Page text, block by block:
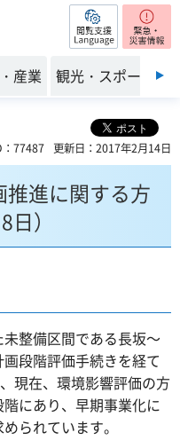
閲覧支援
産業 観光・スポーツ
77487 更新日：2017年2月14日
進に関する方
）
整備区間である長坂～
段階評価手続きを経て
現在、環境影響評価の方
にあり、早期事業化に
られています。